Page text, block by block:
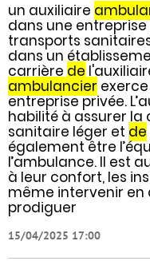
un auxiliaire
dans une entreprise
transports
dans un
carrière de
ambulancier
entreprise privée.
habilité à assurer
sanitaire léger et de
également être
l’ambulance. Il est
à leur confort, les
même intervenir
prodiguer
15/04/2025 17:00